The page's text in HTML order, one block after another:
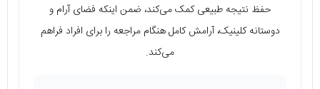
حفظ نتیجه طبیعی کمک می‌کند، ضمن اینکه فضای آرام و
دوستانه کلینیک، آرامش کامل هنگام مراجعه را برای افراد فراهم
می‌کند.